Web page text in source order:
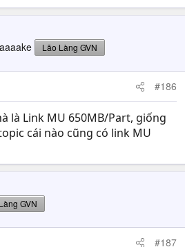
Lão Làng GVN
#186
là Link MU 650MB/Part, giống
cái nào cũng có link MU
GVN
#187